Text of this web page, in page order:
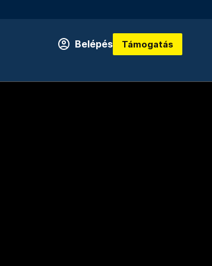
Belépés Támogatás